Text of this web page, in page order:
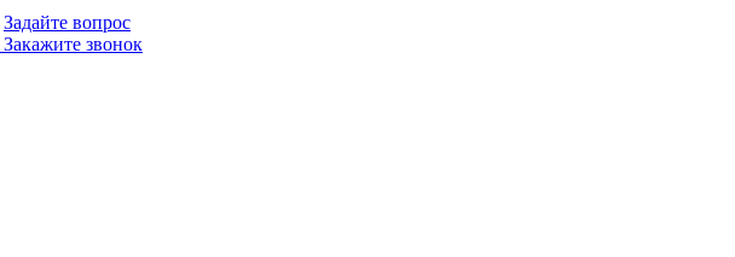
Задайте вопрос
Закажите звонок